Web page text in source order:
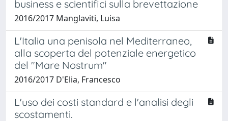
business e scientifici sulla brevettazione
2016/2017 Manglaviti, Luisa
L'Italia una penisola nel Mediterraneo,
alla scoperta del potenziale energetico
del "Mare Nostrum"
2016/2017 D'Elia, Francesco
L'uso dei costi standard e l'analisi degli
scostamenti.